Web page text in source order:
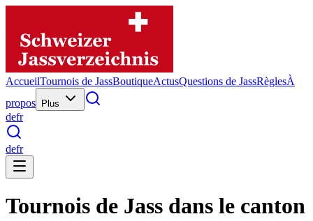
AccueilTournois de JassBoutiqueActusQuestions de JassRèglesÀ
propos
Plus
defr
defr
Tournois de Jass dans le canton